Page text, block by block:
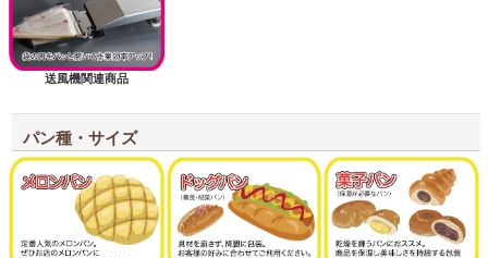
送風機関連商品
パン種・サイズ